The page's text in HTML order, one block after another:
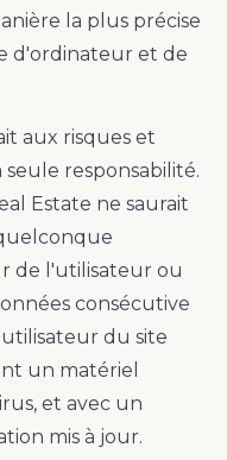
la plus précise
d'ordinateur et de
aux risques et
responsabilité.
Estate ne saurait
de l'utilisateur ou
consécutive
du site
un matériel
et avec un
mis à jour.